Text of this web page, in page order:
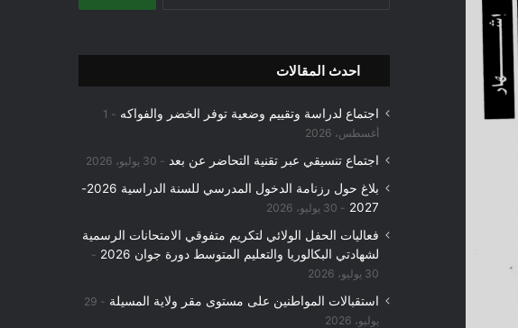
احدث المقالات
اجتماع لدراسة وتقييم وضعية توفر الخضر والفواكه
1
أغسطس، 2026
اجتماع تنسيقي عبر تقنية التحاضر عن بعد 30 يوليو، 2026
بلاغ حول رزنامة الدخول المدرسي للسنة الدراسية 2026-
2027
30 يوليو، 2026
فعاليات الحفل الولائي لتكريم متفوقي الامتحانات الرسمية
لشهادتي البكالوريا والتعليم المتوسط دورة جوان 2026
30 يوليو، 2026
استقبالات المواطنين على مستوى مقر ولاية المسيلة
29
يوليو، 2026